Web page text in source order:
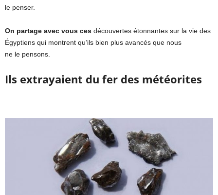
le penser.
On partage avec vous ces découvertes étonnantes sur la vie des
Égyptiens qui montrent qu’ils bien plus avancés que nous
ne le pensons.
Ils extrayaient du fer des météorites